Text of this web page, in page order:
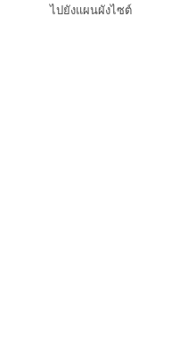
ไปยังแผนผังไซต์